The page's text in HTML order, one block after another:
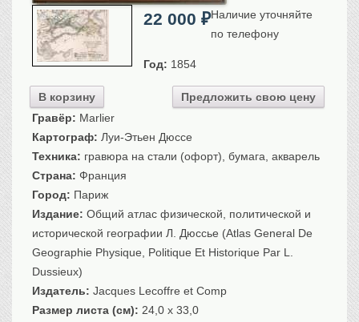
Санкт-Петербург
Российская империя
Прочие
Ценные бумаги
История моды. Униформа
Гражданская мода
Униформа
Охота. Флора. Фауна
Охота
Техника, транспорт, архитектура
22 000₽
В корзину Предложить свою цену
Наличие уточняйте
по телефону
Год: 1854
Гравёр: Marlier
Картограф: Луи-Этьен Дюссе
Техника: гравюра на стали (офорт), бумага, акварель
Страна: Франция
Город: Париж
Издание: Общий атлас физической, политической и
исторической географии Л. Дюссье (Atlas General De
Geographie Physique, Politique Et Historique Par L.
Dussieux)
Издатель: Jacques Lecoffre et Comp
Размер листа (см): 24,0 x 33,0